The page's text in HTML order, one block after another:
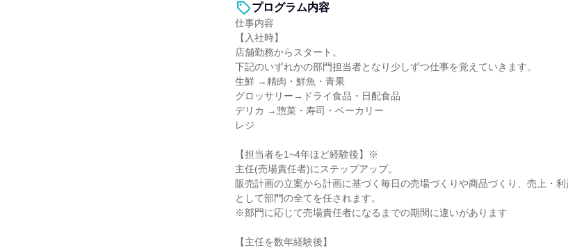
プログラム内容
仕事内容
【入社時】
店舗勤務からスタート。
下記のいずれかの部門担当者となり少しずつ仕事を覚えていきます。
生鮮 →精肉・鮮魚・青果
グロッサリー→ドライ食品・日配食品
デリカ →惣菜・寿司・ベーカリー
レジ
【担当者を1~4年ほど経験後】※
主任(売場責任者)にステップアップ。
販売計画の立案から計画に基づく毎日の売場づくりや商品づくり、売上・
として部門の全てを任されます。
※部門に応じて売場責任者になるまでの期間に違いがあります
【主任を数年経験後】